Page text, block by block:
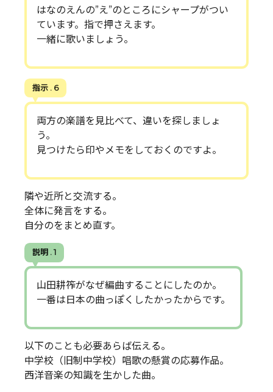
はなのえんの”え”のところにシャープがつい
ています。指で押さえます。
一緒に歌いましょう。
指示 . 6
両方の楽譜を見比べて、違いを探しましょ
う。
見つけたら印やメモをしておくのですよ。
隣や近所と交流する。
全体に発言をする。
自分のをまとめ直す。
説明 . 1
山田耕筰がなぜ編曲することにしたのか。
一番は日本の曲っぽくしたかったからです。
以下のことも必要あらば伝える。
中学校（旧制中学校）唱歌の懸賞の応募作品。
西洋音楽の知識を生かした曲。